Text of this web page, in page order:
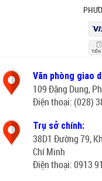
Văn phòng giao
109 Đặng Dung,
Điện thoại: (028)
Trụ sở chính:
38D1 Đường 79,
Chí Minh
Điện thoại: 0913